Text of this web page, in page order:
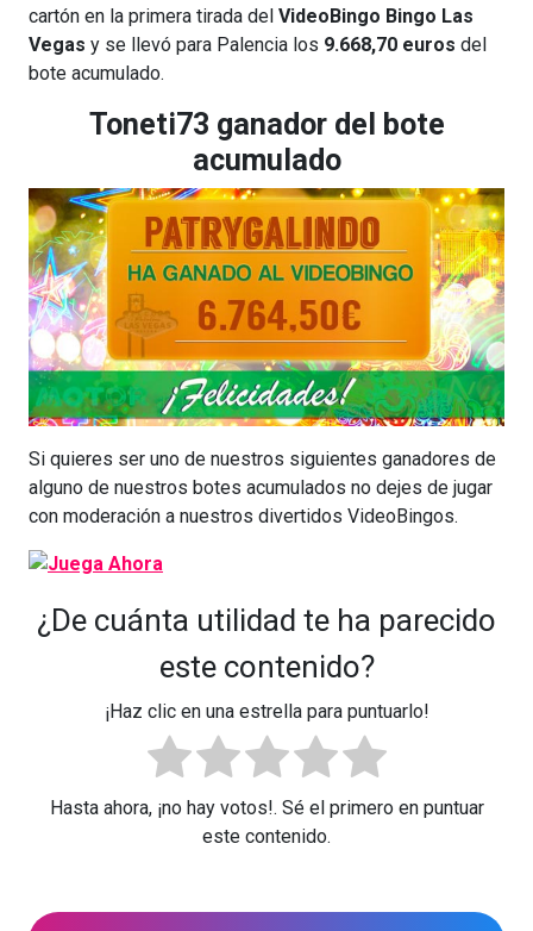
cartón en la primera tirada del VideoBingo Bingo Las
Vegas y se llevó para Palencia los 9.668,70 euros del
bote acumulado.
Toneti73 ganador del bote
acumulado
Si quieres ser uno de nuestros siguientes ganadores de
alguno de nuestros botes acumulados no dejes de jugar
con moderación a nuestros divertidos VideoBingos.
¿De cuánta utilidad te ha parecido
este contenido?
¡Haz clic en una estrella para puntuarlo!
Hasta ahora, ¡no hay votos!. Sé el primero en puntuar
este contenido.